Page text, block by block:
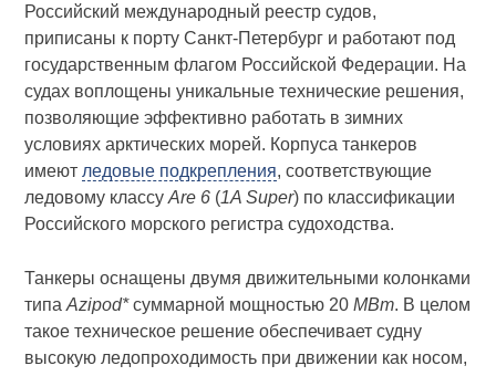
Российский международный реестр судов,
приписаны к порту Санкт-Петербург и работают под
государственным флагом Российской Федерации. На
судах воплощены уникальные технические решения,
позволяющие эффективно работать в зимних
условиях арктических морей. Корпуса танкеров
имеют ледовые подкрепления, соответствующие
ледовому классуAre 6 (1A Super) по классификации
Российского морского регистра судоходства.
Танкеры оснащены двумя движительными колонками
типаAzipod*суммарной мощностью 20МВт. В целом
такое техническое решение обеспечивает судну
высокую ледопроходимость при движении как носом,